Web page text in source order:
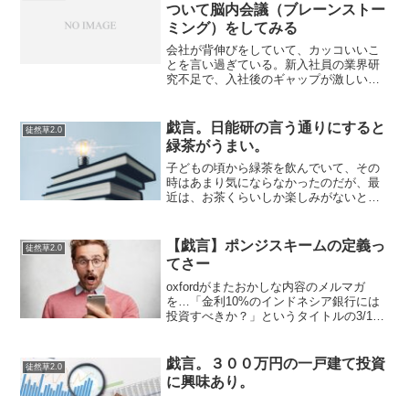
ついて脳内会議（ブレーンストー
ミング）をしてみる
会社が背伸びをしていて、カッコいいこ
とを言い過ぎている。新入社員の業界研
究不足で、入社後のギャップが激しい。
適正がない。そもそも仕事内容にやりが
いを感じられる要素が皆無...
徒然草2.0
戯言。日能研の言う通りにすると
緑茶がうまい。
子どもの頃から緑茶を飲んでいて、その
時はあまり気にならなかったのだが、最
近は、お茶くらいしか楽しみがないと、
質を上げるには（経済的に）限界があり
茶器にこだわるフェティシ...
徒然草2.0
【戯言】ポンジスキームの定義っ
てさー
oxfordがまたおかしな内容のメルマガ
を…「金利10%のインドネシア銀行には
投資すべきか？」というタイトルの3/15
内容だけでは「ポンジスキーム」と言え
ないかと思いま...
徒然草2.0
戯言。３００万円の一戸建て投資
に興味あり。